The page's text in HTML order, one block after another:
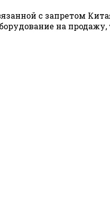
с запретом
на